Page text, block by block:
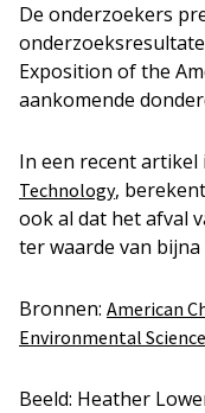
De onderzoekers
Exposition of the
aankomende
In een recent artikel
Technology,
ook al dat het afval
ter waarde van
Bronnen: American
Environmental
Beeld: Heather